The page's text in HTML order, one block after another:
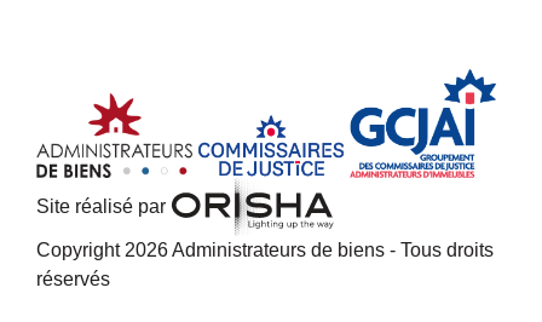
Site réalisé par
Copyright 2026 Administrateurs de biens - Tous droits
réservés